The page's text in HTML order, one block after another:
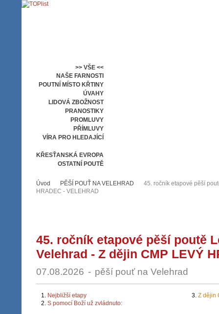
>> VŠE <<
NAŠE FARNOSTI
POUTNÍ MÍSTO KŘTINY
ÚVAHY
LIDOVÁ ZBOŽNOST
PRANOSTIKY
PROMLUVY
PŘÍMLUVY
VÍRA PRO HLEDAJÍCÍ
KŘESŤANSKÁ EVROPA
OSTATNÍ POUTĚ
Úvod PĚŠÍ POUŤ NA VELEHRAD
45. ročník etapové pěší
HRADEC - VELEHRAD
45. ročník etapové pěší poutě
Velehrad - Z dějin CMP LEVÝ
07.08.2026 - pěší pouť na Velehrad
1.
Nejbližší etapy
2. S pomocí Boží už zvládnuto:
3. Z dějin